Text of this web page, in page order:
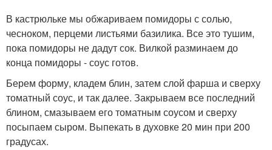
В кастрюльке мы обжариваем помидоры с солью,
чесноком, перцеми листьями базилика. Все это тушим,
пока помидоры не дадут сок. Вилкой разминаем до
конца помидоры - соус готов.
Берем форму, кладем блин, затем слой фарша и сверху
томатный соус, и так далее. Закрываем все последний
блином, смазываем его томатным соусом и сверху
посыпаем сыром. Выпекать в духовке 20 мин при 200
градусах.